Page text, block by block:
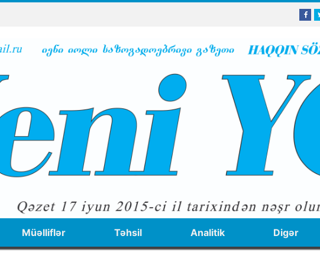
Müəlliflər Təhsil Analitik Digər